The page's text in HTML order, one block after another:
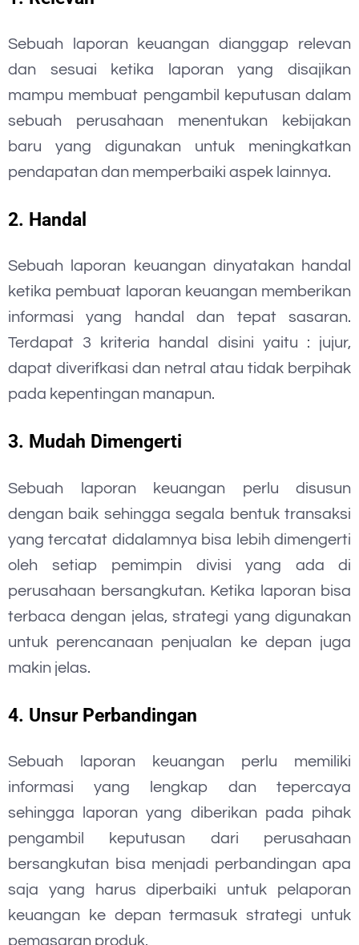
Sebuah laporan keuangan dianggap relevan
dan sesuai ketika laporan yang disajikan
mampu membuat pengambil keputusan dalam
sebuah perusahaan menentukan kebijakan
baru yang digunakan untuk meningkatkan
pendapatan dan memperbaiki aspek lainnya.
2. Handal
Sebuah laporan keuangan dinyatakan handal
ketika pembuat laporan keuangan memberikan
informasi yang handal dan tepat sasaran.
Terdapat 3 kriteria handal disini yaitu : jujur,
dapat diverifkasi dan netral atau tidak berpihak
pada kepentingan manapun.
3. Mudah Dimengerti
Sebuah laporan keuangan perlu disusun
dengan baik sehingga segala bentuk transaksi
yang tercatat didalamnya bisa lebih dimengerti
oleh setiap pemimpin divisi yang ada di
perusahaan bersangkutan. Ketika laporan bisa
terbaca dengan jelas, strategi yang digunakan
untuk perencanaan penjualan ke depan juga
makin jelas.
4. Unsur Perbandingan
Sebuah laporan keuangan perlu memiliki
informasi yang lengkap dan tepercaya
sehingga laporan yang diberikan pada pihak
pengambil keputusan dari perusahaan
bersangkutan bisa menjadi perbandingan apa
saja yang harus diperbaiki untuk pelaporan
keuangan ke depan termasuk strategi untuk
pemasaran produk.